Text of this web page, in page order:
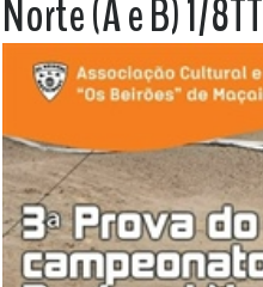
Norte (A e B) 1/8TT